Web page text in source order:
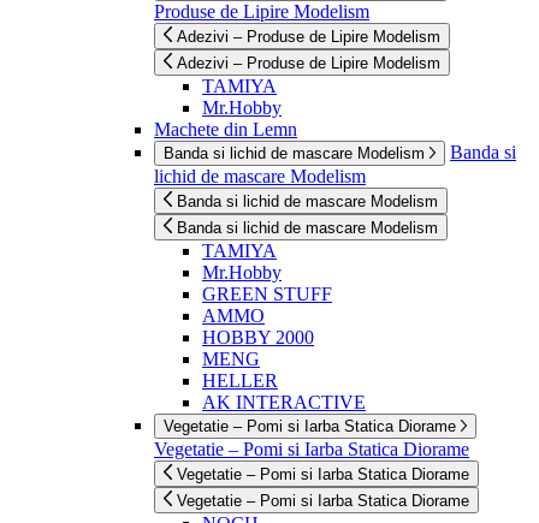
Produse de Lipire Modelism
Adezivi – Produse de Lipire Modelism
Adezivi – Produse de Lipire Modelism
TAMIYA
Mr.Hobby
Machete din Lemn
Banda si lichid de mascare Modelism
Banda si
lichid de mascare Modelism
Banda si lichid de mascare Modelism
Banda si lichid de mascare Modelism
TAMIYA
Mr.Hobby
GREEN STUFF
AMMO
HOBBY 2000
MENG
HELLER
AK INTERACTIVE
Vegetatie – Pomi si Iarba Statica Diorame
Vegetatie – Pomi si Iarba Statica Diorame
Vegetatie – Pomi si Iarba Statica Diorame
Vegetatie – Pomi si Iarba Statica Diorame